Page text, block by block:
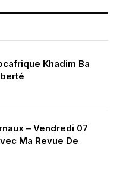
Khadim Ba
– Vendredi 07
Ma Revue De